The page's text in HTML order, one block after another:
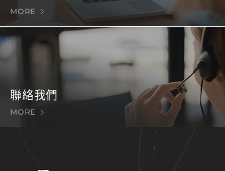
MORE
聯絡我們
MORE